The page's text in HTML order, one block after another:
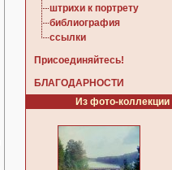
штрихи к портрету
библиография
ссылки
Присоединяйтесь!
БЛАГОДАРНОСТИ
Из фото-коллекции